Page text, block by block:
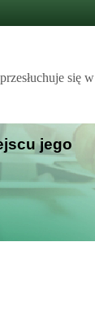
się w
jego